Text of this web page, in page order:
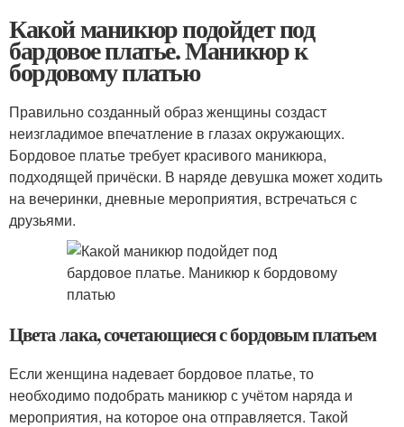
Какой маникюр подойдет под
бардовое платье. Маникюр к
бордовому платью
Правильно созданный образ женщины создаст
неизгладимое впечатление в глазах окружающих.
Бордовое платье требует красивого маникюра,
подходящей причёски. В наряде девушка может ходить
на вечеринки, дневные мероприятия, встречаться с
друзьями.
Цвета лака, сочетающиеся с бордовым платьем
Если женщина надевает бордовое платье, то
необходимо подобрать маникюр с учётом наряда и
мероприятия, на которое она отправляется. Такой